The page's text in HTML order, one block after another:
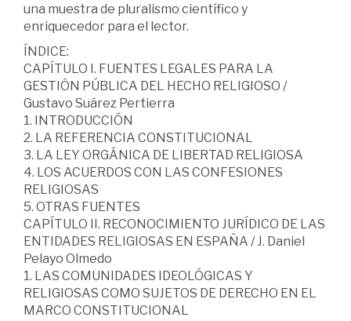
una muestra de pluralismo científico y
enriquecedor para el lector.
ÍNDICE:
CAPÍTULO I. FUENTES LEGALES PARA LA
GESTIÓN PÚBLICA DEL HECHO RELIGIOSO /
Gustavo Suárez Pertierra
1. INTRODUCCIÓN
2. LA REFERENCIA CONSTITUCIONAL
3. LA LEY ORGÁNICA DE LIBERTAD RELIGIOSA
4. LOS ACUERDOS CON LAS CONFESIONES
RELIGIOSAS
5. OTRAS FUENTES
CAPÍTULO II. RECONOCIMIENTO JURÍDICO DE LAS
ENTIDADES RELIGIOSAS EN ESPAÑA / J. Daniel
Pelayo Olmedo
1. LAS COMUNIDADES IDEOLÓGICAS Y
RELIGIOSAS COMO SUJETOS DE DERECHO EN EL
MARCO CONSTITUCIONAL